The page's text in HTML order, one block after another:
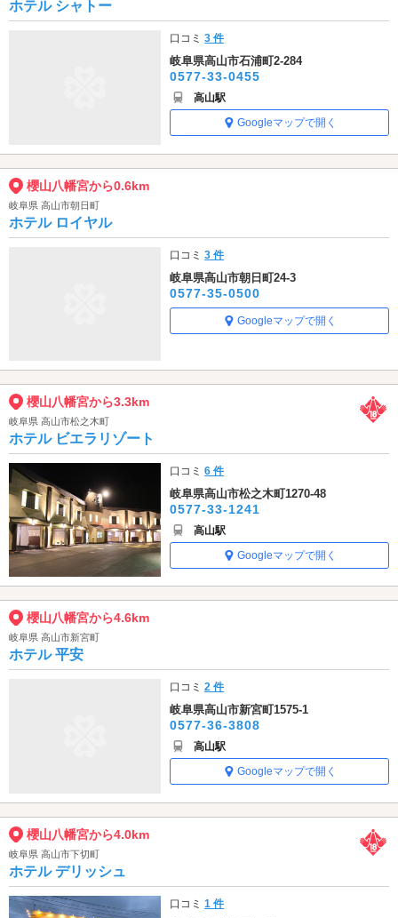
ホテル シャトー
口コミ3 件
岐阜県高山市石浦町2-284
0577-33-0455
高山駅
Googleマップで開く
櫻山八幡宮から0.6km
岐阜県 高山市朝日町
ホテル ロイヤル
口コミ3 件
岐阜県高山市朝日町24-3
0577-35-0500
Googleマップで開く
櫻山八幡宮から3.3km
岐阜県 高山市松之木町
ホテル ビエラリゾート
口コミ6 件
岐阜県高山市松之木町1270-48
0577-33-1241
高山駅
Googleマップで開く
櫻山八幡宮から4.6km
岐阜県 高山市新宮町
ホテル 平安
口コミ2 件
岐阜県高山市新宮町1575-1
0577-36-3808
高山駅
Googleマップで開く
櫻山八幡宮から4.0km
岐阜県 高山市下切町
ホテル デリッシュ
口コミ1 件